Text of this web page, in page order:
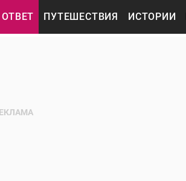
ПУТЕШЕСТВИЯ ИСТОРИИ